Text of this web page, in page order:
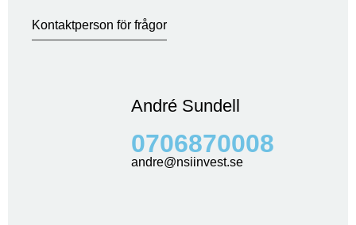
Kontaktperson för frågor
André Sundell
0706870008
andre@nsiinvest.se